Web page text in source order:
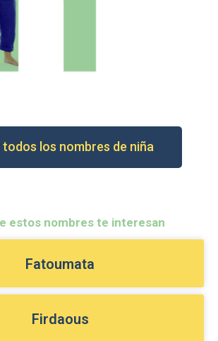
los nombres de niña
estos nombres te interesan
Fatoumata
Firdaous